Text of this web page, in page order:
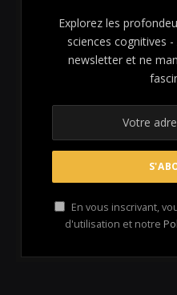
Explorez les
sciences cognitives
newsletter et ne
En vous inscrivant,
d'utilisation et notre